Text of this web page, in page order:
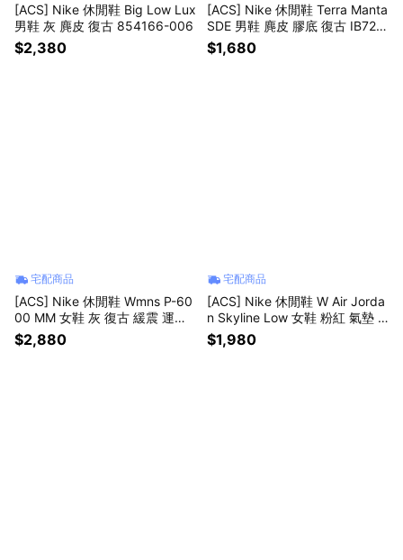
[ACS] Nike 休閒鞋 Big Low Lux
男鞋 灰 麂皮 復古 854166-006
$2,380
[ACS] Nike 休閒鞋 Terra Manta
SDE 男鞋 麂皮 膠底 復古 IB725
4-201
$1,680
宅配商品
[ACS] Nike 休閒鞋 Wmns P-60
00 MM 女鞋 灰 復古 緩震 運動
鞋 IV2501-001
$2,880
宅配商品
[ACS] Nike 休閒鞋 W Air Jorda
n Skyline Low 女鞋 粉紅 氣墊 I
Q0704-100
$1,980